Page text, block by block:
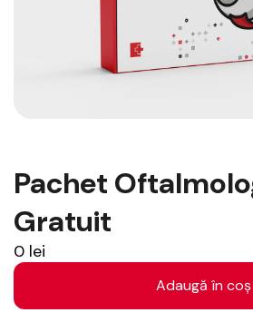
Pachet
Gratuit
0 lei
Cantitate
Oftalmologie
Gratuit
Adaugă în coș